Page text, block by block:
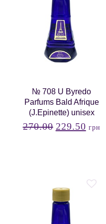
№ 708 U Byredo
Parfums Bald Afrique
(J.Epinette) unisex
270.00 229.50 грн